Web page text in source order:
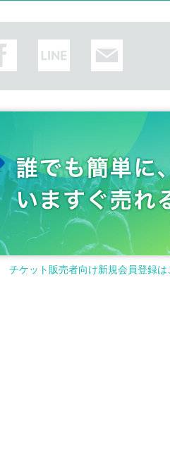
チケット販売者向け新規会員登録は